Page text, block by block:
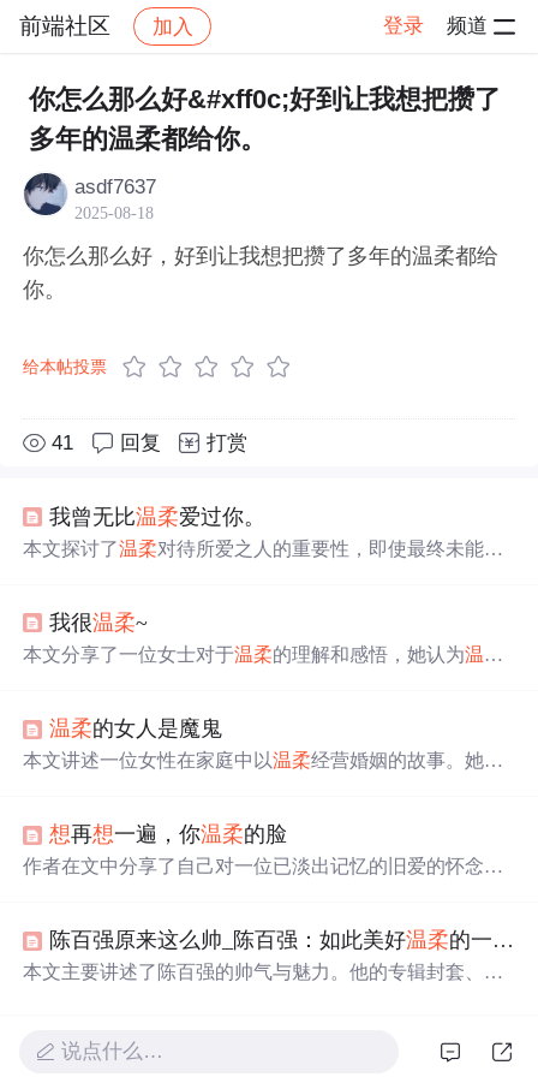
前端社区 加入 登录 频道
社区 前端社区 感慨 帖子详情
你怎么那么好&#xff0c;好到让我想把攒了
多年的温柔都给你。
asdf7637
2025-08-18
你怎么那么好，好到让我想把攒了多年的温柔都给
你。
给本帖投票
41 回复 打赏
我曾无比温柔爱过你。
本文探讨了温柔对待所爱之人的重要性，即使最终未能在
遇见的可能性。
我很温柔~
本文分享了一位女士对于温柔的理解和感悟，她认为温柔
温柔的女人是魔鬼
本文讲述一位女性在家庭中以温柔经营婚姻的故事。她适
先生的灵与肉，有爱的家庭值得珍惜经营。
想再想一遍，你温柔的脸
作者在文中分享了自己对一位已淡出记忆的旧爱的怀念与
迹。文章不仅是一次个人情感的回顾，也是对过往时光的
深深怀念。
陈百强原来这么帅_陈百强：如此美好温柔的一个男孩
本文主要讲述了陈百强的帅气与魅力。他的专辑封套、照
气质。还提及香港为其举办纪念活动，他在电影中的形象
说点什么…